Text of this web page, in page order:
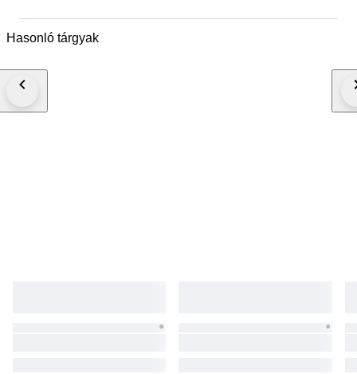
stones - Star Sapphire: 9.5 mm x 7.5 mm, Approx. 4.5 carats Weight: 14
DHL Express Worldwide, Estimated 2-3 Business Day Transit Time.
Hasonló tárgyak